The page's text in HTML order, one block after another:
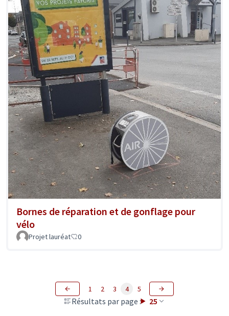
Bornes de réparation et de gonflage pour
vélo
Projet lauréat 0
Résultats par page : 25
1 2 3 4 5